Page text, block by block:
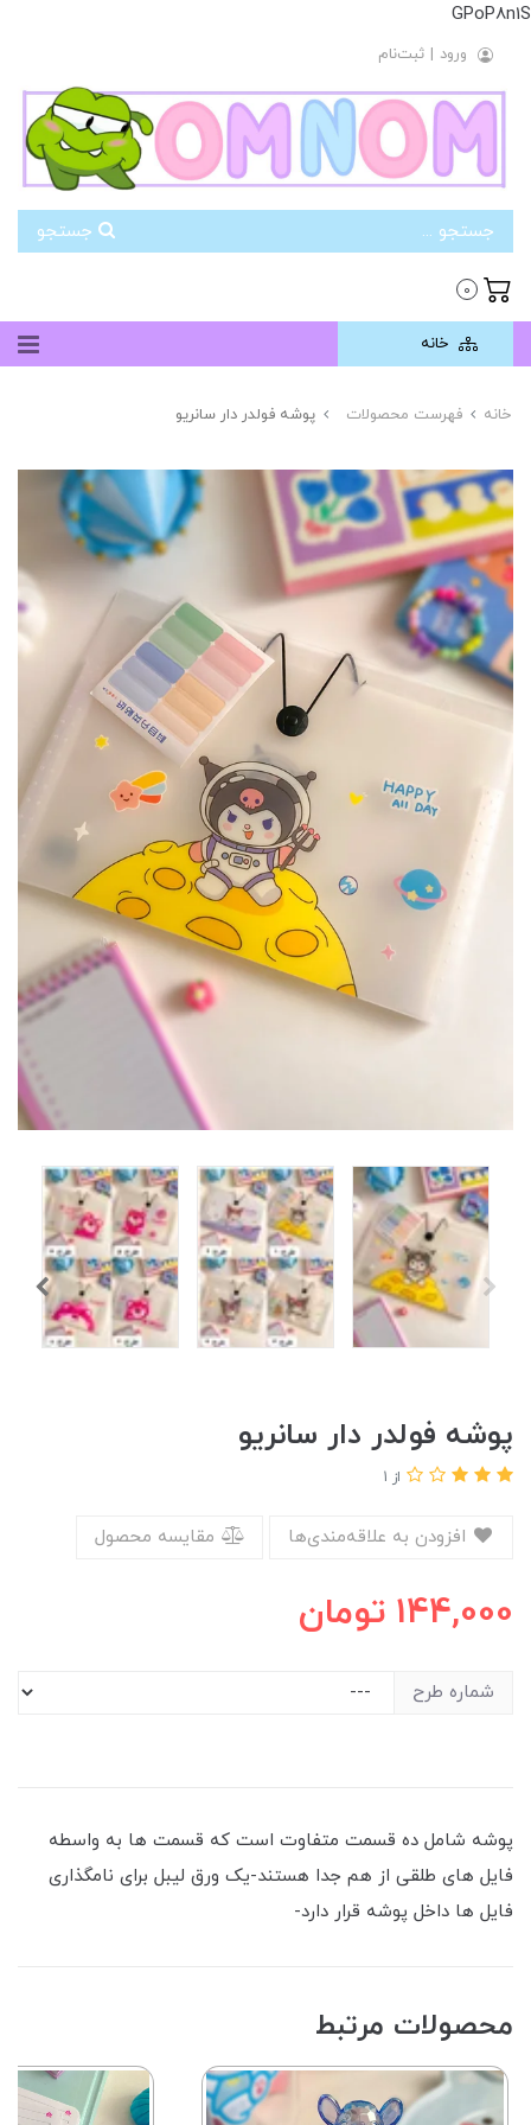
GPoP8n1S
ورود | ثبت‌نام
0
خانه
خانه فهرست محصولات پوشه فولدر دار سانریو
پوشه فولدر دار سانریو
از 1
مقایسه محصول
144,000 تومان
شماره طرح
پوشه شامل ده قسمت متفاوت است که قسمت ها به واسطه
فایل های طلقی از هم جدا هستند-یک ورق لیبل برای نامگذاری
فایل ها داخل پوشه قرار دارد-
محصولات مرتبط